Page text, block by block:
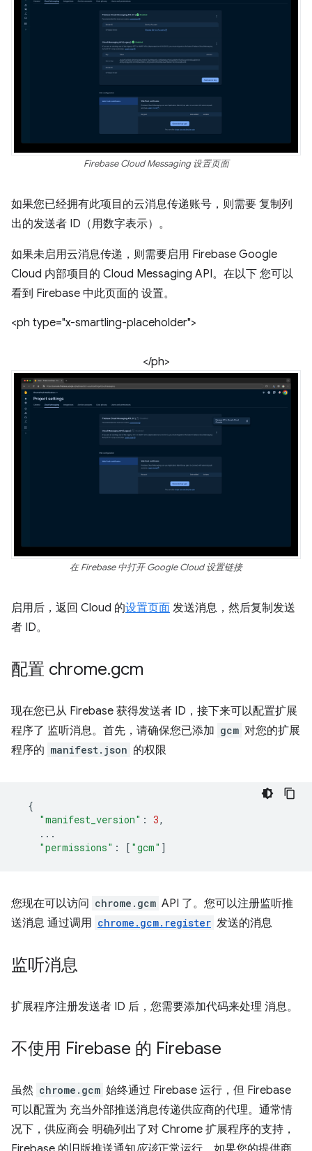
Firebase Cloud Messaging 设置页面
如果您已经拥有此项目的云消息传递账号，则需要 复制列
出的发送者 ID（用数字表示）。
如果未启用云消息传递，则需要启用 Firebase Google
Cloud 内部项目的 Cloud Messaging API。在以下 您可以
看到 Firebase 中此页面的 设置。
<ph type="x-smartling-placeholder">
</ph>
在 Firebase 中打开 Google Cloud 设置链接
启用后，返回 Cloud 的设置页面 发送消息，然后复制发送
者 ID。
配置 chrome.gcm
现在您已从 Firebase 获得发送者 ID，接下来可以配置扩展
程序了 监听消息。首先，请确保您已添加 gcm 对您的扩展
程序的 manifest.json 的权限
{
"manifest_version" : 3,
...
"permissions" : [ "gcm" ]
您现在可以访问 chrome.gcm API 了。您可以注册监听推
送消息 通过调用 chrome.gcm.register 发送的消息
监听消息
扩展程序注册发送者 ID 后，您需要添加代码来处理 消息。
不使用 Firebase 的 Firebase
虽然 chrome.gcm 始终通过 Firebase 运行，但 Firebase
可以配置为 充当外部推送消息传递供应商的代理。通常情
况下，供应商会 明确列出了对 Chrome 扩展程序的支持，